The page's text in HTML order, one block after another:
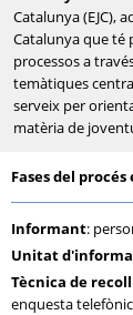
Catalunya (EJC),
Catalunya que té
processos a
temàtiques
serveix per
matèria de
Fases del
Informant:
Unitat
Tècnica de
enquesta